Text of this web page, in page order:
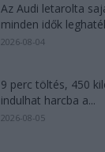
Az Audi letarolta
minden idők
2026-08-04
9 perc töltés, 450
indulhat harcba a...
2026-08-05